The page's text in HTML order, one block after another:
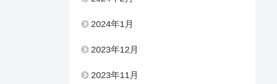
2024年1月
2023年12月
2023年11月